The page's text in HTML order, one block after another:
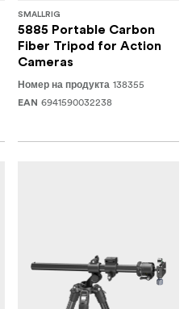
SMALLRIG
5885 Portable Carbon
Fiber Tripod for Action
Cameras
Номер на продукта 138355
EAN 6941590032238